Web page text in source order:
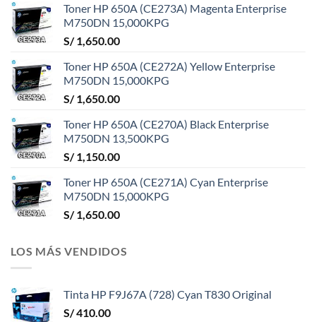
Toner HP 650A (CE273A) Magenta Enterprise
M750DN 15,000KPG
S/1,650.00
Toner HP 650A (CE272A) Yellow Enterprise
M750DN 15,000KPG
S/1,650.00
Toner HP 650A (CE270A) Black Enterprise
M750DN 13,500KPG
S/1,150.00
Toner HP 650A (CE271A) Cyan Enterprise
M750DN 15,000KPG
S/1,650.00
LOS MÁS VENDIDOS
Tinta HP F9J67A (728) Cyan T830 Original
S/410.00